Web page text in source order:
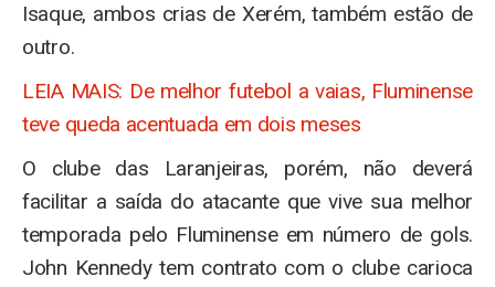
Isaque, ambos crias de Xerém, também estão de
outro.
LEIA MAIS: De melhor futebol a vaias, Fluminense
teve queda acentuada em dois meses
O clube das Laranjeiras, porém, não deverá
facilitar a saída do atacante que vive sua melhor
temporada pelo Fluminense em número de gols.
John Kennedy tem contrato com o clube carioca